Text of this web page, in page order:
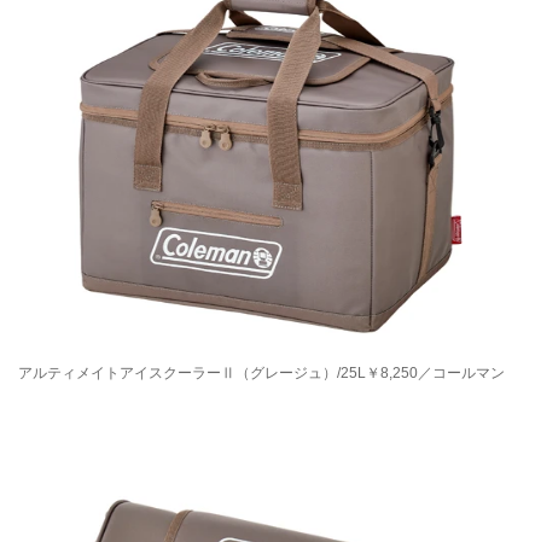
アルティメイトアイスクーラーⅡ（グレージュ）/25L￥8,250／コールマン